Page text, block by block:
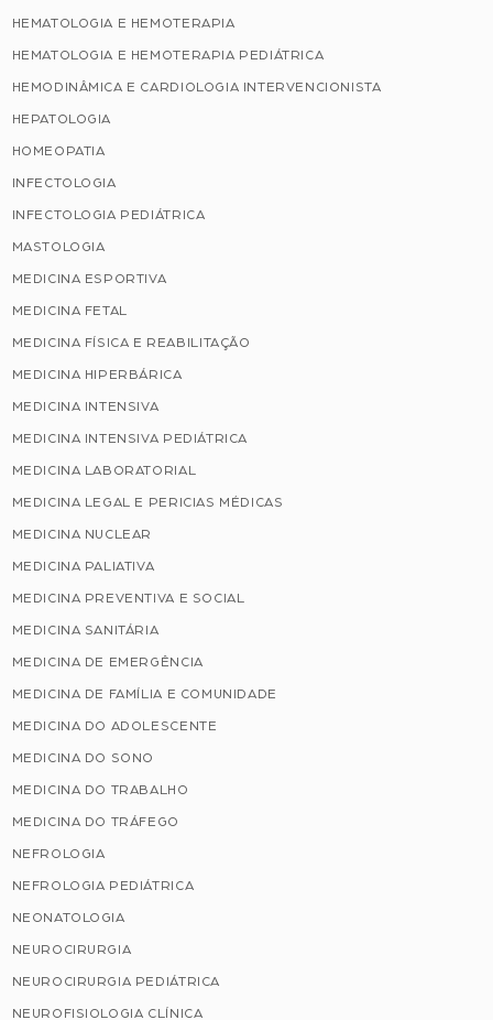
HEMATOLOGIA E HEMOTERAPIA
HEMATOLOGIA E HEMOTERAPIA PEDIÁTRICA
HEMODINÂMICA E CARDIOLOGIA INTERVENCIONISTA
HEPATOLOGIA
HOMEOPATIA
INFECTOLOGIA
INFECTOLOGIA PEDIÁTRICA
MASTOLOGIA
MEDICINA ESPORTIVA
MEDICINA FETAL
MEDICINA FÍSICA E REABILITAÇÃO
MEDICINA HIPERBÁRICA
MEDICINA INTENSIVA
MEDICINA INTENSIVA PEDIÁTRICA
MEDICINA LABORATORIAL
MEDICINA LEGAL E PERICIAS MÉDICAS
MEDICINA NUCLEAR
MEDICINA PALIATIVA
MEDICINA PREVENTIVA E SOCIAL
MEDICINA SANITÁRIA
MEDICINA DE EMERGÊNCIA
MEDICINA DE FAMÍLIA E COMUNIDADE
MEDICINA DO ADOLESCENTE
MEDICINA DO SONO
MEDICINA DO TRABALHO
MEDICINA DO TRÁFEGO
NEFROLOGIA
NEFROLOGIA PEDIÁTRICA
NEONATOLOGIA
NEUROCIRURGIA
NEUROCIRURGIA PEDIÁTRICA
NEUROFISIOLOGIA CLÍNICA